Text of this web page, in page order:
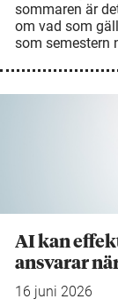
sommaren är
om vad som
som semestern
AI kan
ansvarar
16 juni 2026